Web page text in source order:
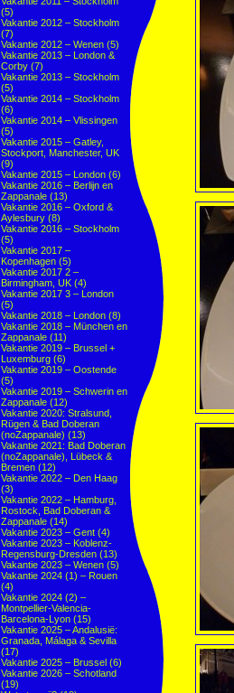
(5)
Vakantie 2012 – Stockholm
(7)
Vakantie 2012 – Wenen (5)
Vakantie 2013 – London &
Corby (7)
Vakantie 2013 – Stockholm
(5)
Vakantie 2014 – Stockholm
(6)
Vakantie 2014 – Vlissingen
(5)
Vakantie 2015 – Gatley,
Stockport, Manchester, UK
(9)
Vakantie 2015 – London (6)
Vakantie 2016 – Berlijn en
Zappanale (13)
Vakantie 2016 – Oxford &
Aylesbury (8)
Vakantie 2016 – Stockholm
(5)
Vakantie 2017 –
Kopenhagen (5)
Vakantie 2017 2 –
Birmingham, UK (4)
Vakantie 2017 3 – London
(5)
Vakantie 2018 – London (8)
Vakantie 2018 – München en
Zappanale (11)
Vakantie 2019 – Brussel +
Luxemburg (6)
Vakantie 2019 – Oostende
(5)
Vakantie 2019 – Schwerin en
Zappanale (12)
Vakantie 2020: Stralsund,
Rügen & Bad Doberan
(noZappanale) (13)
Vakantie 2021: Bad Doberan
(noZappanale), Lübeck &
Bremen (12)
Vakantie 2022 – Den Haag
(3)
Vakantie 2022 – Hamburg,
Rostock, Bad Doberan &
Zappanale (14)
Vakantie 2023 – Gent (4)
Vakantie 2023 – Koblenz-
Regensburg-Dresden (13)
Vakantie 2023 – Wenen (5)
Vakantie 2024 (1) – Rouen
(4)
Vakantie 2024 (2) –
Montpellier-Valencia-
Barcelona-Lyon (15)
Vakantie 2025 – Andalusië:
Granada, Málaga & Sevilla
(17)
Vakantie 2025 – Brussel (6)
Vakantie 2026 – Schotland
(19)